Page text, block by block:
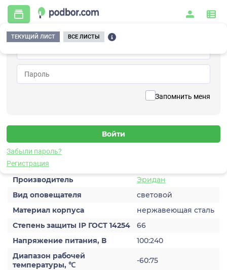
Запомнить меня
Забыли пароль?
Регистрация
ТЕКУЩИЙ ЛИСТ ВСЕ ЛИСТЫ
Главная / Охранно-пожарная сигнализация / Оповещатели охранно-пожарные
Табло / ЭКРАН-ИНФО-RGB-Н-230VАC
Характеристики
Производитель
Эридан
Вид оповещателя
световой
Материал корпуса
нержавеющая сталь
Степень защиты IP ГОСТ 14254
66
Напряжение питания, В
100:240
Диапазон рабочей
температуры, ℃
-60:75